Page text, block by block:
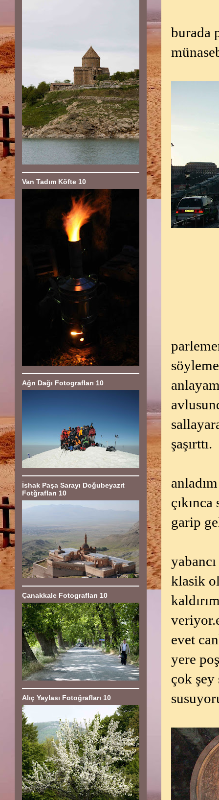
burada
şaşırttı.
garip
klasik
evet
yere
çok şey
Van Tadım Köfte 10
Ağrı Dağı Fotografları 10
İshak Paşa Sarayı Doğubeyazıt
Fotğrafları 10
Çanakkale Fotografları 10
Alıç Yaylası Fotoğrafları 10